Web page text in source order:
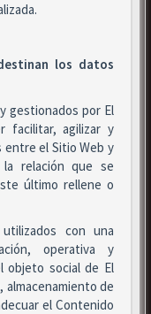
los datos
gestionados por El
facilitar, agilizar y
entre el Sitio Web y
relación que se
último rellene o
con una
operativa y
objeto social de El
almacenamiento de
el Contenido